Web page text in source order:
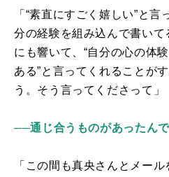
「“素直にすごく嬉しい”と
分の経験を組み込んで書い
にも響いて、“自分の心の体
ある”と言ってくれることが
う。そう言ってくださって」
──通じ合うものがあったんで
「この間も真央さんとメー